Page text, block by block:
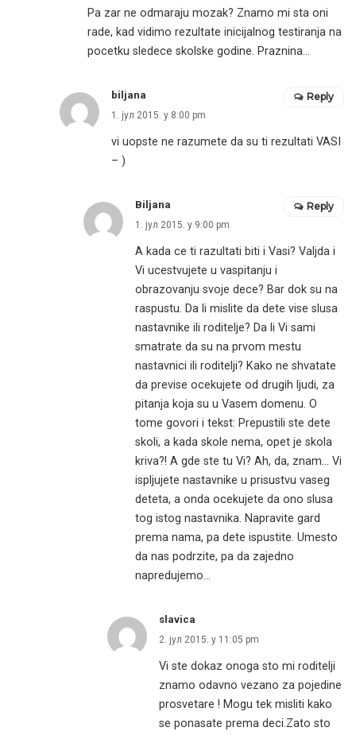
Pa zar ne odmaraju mozak? Znamo mi sta oni
rade, kad vidimo rezultate inicijalnog testiranja na
pocetku sledece skolske godine. Praznina…
biljana
1. јул 2015. у 8:00 pm
vi uopste ne razumete da su ti rezultati VASI
– )
Reply
Biljana
1. јул 2015. у 9:00 pm
A kada ce ti razultati biti i Vasi? Valjda i
Vi ucestvujete u vaspitanju i
obrazovanju svoje dece? Bar dok su na
raspustu. Da li mislite da dete vise slusa
nastavnike ili roditelje? Da li Vi sami
smatrate da su na prvom mestu
nastavnici ili roditelji? Kako ne shvatate
da previse ocekujete od drugih ljudi, za
pitanja koja su u Vasem domenu. O
tome govori i tekst: Prepustili ste dete
skoli, a kada skole nema, opet je skola
kriva?! A gde ste tu Vi? Ah, da, znam… Vi
ispljujete nastavnike u prisustvu vaseg
deteta, a onda ocekujete da ono slusa
tog istog nastavnika. Napravite gard
prema nama, pa dete ispustite. Umesto
da nas podrzite, pa da zajedno
napredujemo…
Reply
slavica
2. јул 2015. у 11:05 pm
Vi ste dokaz onoga sto mi roditelji
znamo odavno vezano za pojedine
prosvetare ! Mogu tek misliti kako
se ponasate prema deci.Zato sto